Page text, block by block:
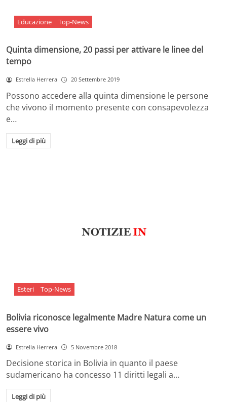
Educazione Top-News
Quinta dimensione, 20 passi per attivare le linee del
tempo
Estrella Herrera 20 Settembre 2019
Possono accedere alla quinta dimensione le persone
che vivono il momento presente con consapevolezza
e…
Leggi di più
Esteri Top-News
Bolivia riconosce legalmente Madre Natura come un
essere vivo
Estrella Herrera 5 Novembre 2018
Decisione storica in Bolivia in quanto il paese
sudamericano ha concesso 11 diritti legali a…
Leggi di più